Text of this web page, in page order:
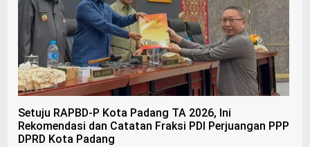
Setuju RAPBD-P Kota Padang TA 2026, Ini
Rekomendasi dan Catatan Fraksi PDI Perjuangan PPP
DPRD Kota Padang